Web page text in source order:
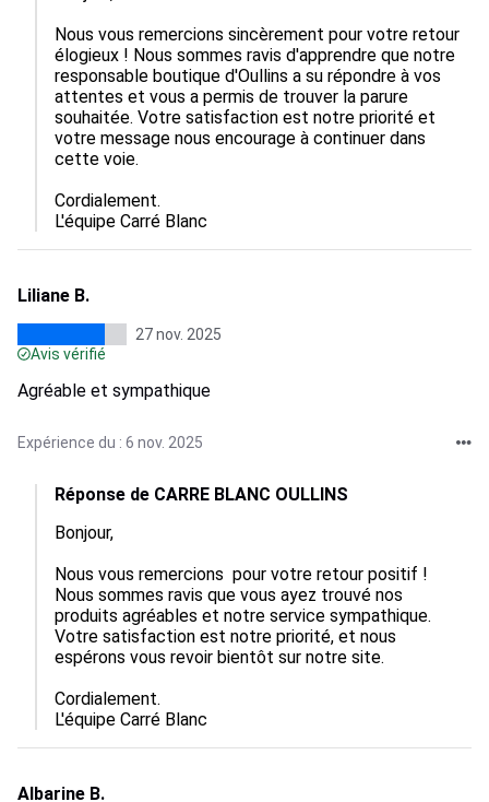
Nous vous remercions sincèrement pour votre retour
élogieux ! Nous sommes ravis d'apprendre que notre
responsable boutique d'Oullins a su répondre à vos
attentes et vous a permis de trouver la parure
souhaitée. Votre satisfaction est notre priorité et
votre message nous encourage à continuer dans
cette voie.
Cordialement.
L'équipe Carré Blanc
Liliane B.
27 nov. 2025
Avis vérifié
Agréable et sympathique
Expérience du : 6 nov. 2025
Réponse de CARRE BLANC OULLINS
Bonjour,
Nous vous remercions  pour votre retour positif !
Nous sommes ravis que vous ayez trouvé nos
produits agréables et notre service sympathique.
Votre satisfaction est notre priorité, et nous
espérons vous revoir bientôt sur notre site.
Cordialement.
L'équipe Carré Blanc
Albarine B.